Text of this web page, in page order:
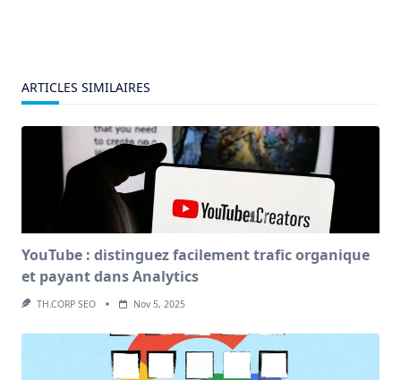
ARTICLES SIMILAIRES
YouTube : distinguez facilement trafic organique
et payant dans Analytics
TH.CORP SEO Nov 5, 2025